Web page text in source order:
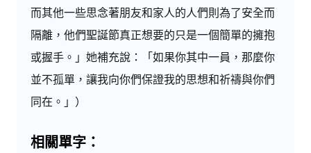
而其他一些思念著朋友和家人的人們則為了安全而
隔離，他們聖誕節真正想要的只是一個簡單的擁抱
或握手。」她補充說：「如果你其中一員，那麼你
並不孤單，讓我向你們保證我的思想和祈禱與你們
同在。」）
相關單字：